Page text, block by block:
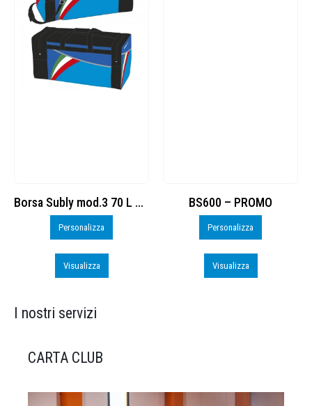
Borsa Subly mod.3 70 L cod. 8374965
Personalizza
Visualizza
BS600 – PROMO
Personalizza
Visualizza
I nostri servizi
CARTA CLUB